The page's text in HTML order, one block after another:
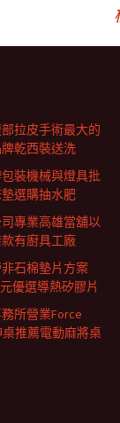
拉皮手術最大的
乾西裝送洗
裝機械與燈具批
選購抽水肥
專業高雄當舖以
有廚具工廠
石棉墊片方案
優選導熱矽膠片
所營業Force
推薦電動麻將桌